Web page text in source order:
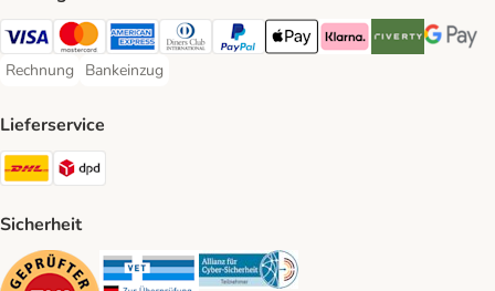
Visa Payment Method
Mastercard Payment Method
American Express Payment Method
Diners Club Payment Method
PayPal Payment Method
Apple Pay Payment Method
Klarna Payment Method
Riverty Payment
Google
Rechnung
Rechnung Payment Method
Bankeinzug
Bankeinzug Payment Method
Lieferservice
DHL Shipping Method
Sicherheit
Security Security Security